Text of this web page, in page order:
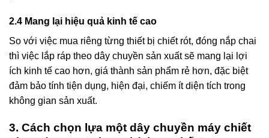
2.4 Mang lại hiệu quả kinh tế cao
So với việc mua riêng từng thiết bị chiết rót, đóng nắp chai
thì việc lắp ráp theo dây chuyền sản xuất sẽ mang lại lợi
ích kinh tế cao hơn, giá thành sản phẩm rẻ hơn, đặc biệt
đảm bảo tính tiện dụng, hiện đại, chiếm ít diện tích trong
không gian sản xuất.
3. Cách chọn lựa một dây chuyền máy chiết